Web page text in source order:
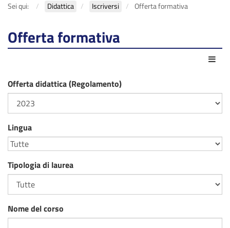
Sei qui: Didattica Iscriversi Offerta formativa
Offerta formativa
Offerta didattica (Regolamento)
Lingua
Tipologia di laurea
Nome del corso